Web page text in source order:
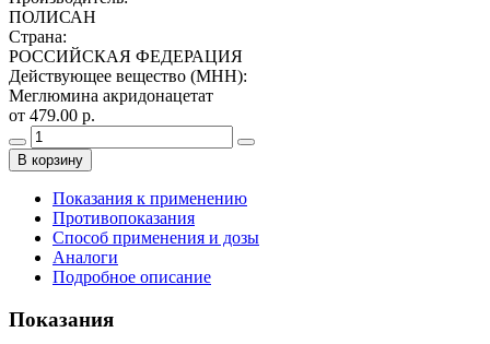
ПОЛИСАН
Страна:
РОССИЙСКАЯ ФЕДЕРАЦИЯ
Действующее вещество (МНН):
Меглюмина акридонацетат
от 479.00 р.
В корзину
Показания к применению
Противопоказания
Способ применения и дозы
Аналоги
Подробное описание
Показания